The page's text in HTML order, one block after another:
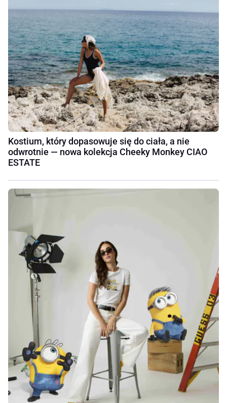
Kostium, który dopasowuje się do ciała, a nie
odwrotnie — nowa kolekcja Cheeky Monkey CIAO
ESTATE